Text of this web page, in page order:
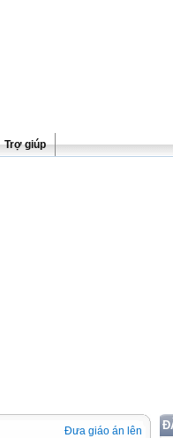
Trợ giúp
Đưa giáo án lên